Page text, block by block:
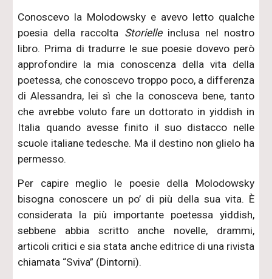
Conoscevo la Molodowsky e avevo letto qualche
poesia della raccolta Storielleinclusa nel nostro
libro. Prima di tradurre le sue poesie dovevo però
approfondire la mia conoscenza della vita della
poetessa, che conoscevo troppo poco, a differenza
di Alessandra, lei sì che la conosceva bene, tanto
che avrebbe voluto fare un dottorato in yiddish in
Italia quando avesse finito il suo distacco nelle
scuole italiane tedesche. Ma il destino non glielo ha
permesso.
Per capire meglio le poesie della Molodowsky
bisogna conoscere un po’ di più della sua vita. È
considerata la più importante poetessa yiddish,
sebbene abbia scritto anche novelle, drammi,
articoli critici e sia stata anche editrice di una rivista
chiamata “Sviva” (Dintorni).